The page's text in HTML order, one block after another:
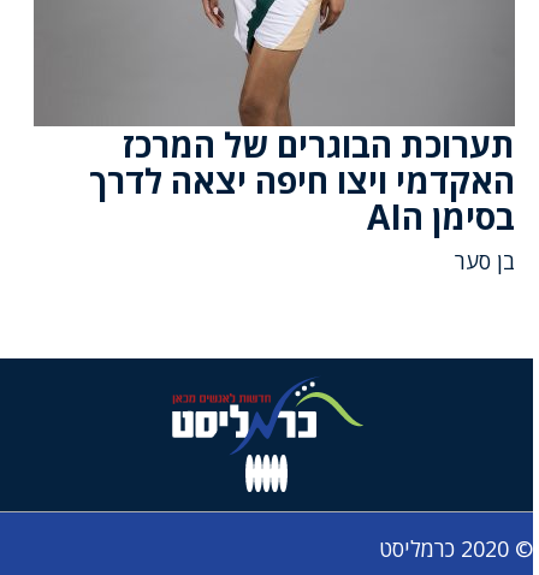
תערוכת הבוגרים של המרכז
האקדמי ויצו חיפה יצאה לדרך
בסימן הAI
בן סער
© 2020 כרמליסט